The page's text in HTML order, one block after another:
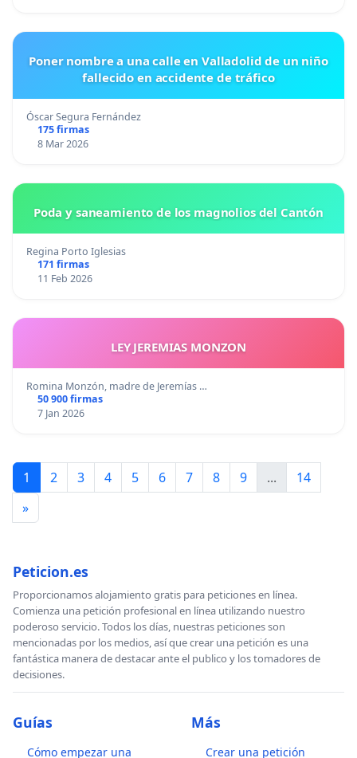
Poner nombre a una calle en Valladolid de un niño
fallecido en accidente de tráfico
Óscar Segura Fernández
175 firmas
8 Mar 2026
Poda y saneamiento de los magnolios del Cantón
Regina Porto Iglesias
171 firmas
11 Feb 2026
LEY JEREMIAS MONZON
Romina Monzón, madre de Jeremías …
50 900 firmas
7 Jan 2026
1 2 3 4 5 6 7 8 9 ...
14
»
Peticion.es
Proporcionamos alojamiento gratis para peticiones en línea.
Comienza una petición profesional en línea utilizando nuestro
poderoso servicio. Todos los días, nuestras peticiones son
mencionadas por los medios, así que crear una petición es una
fantástica manera de destacar ante el publico y los tomadores de
decisiones.
Guías
Cómo empezar una
Más
Crear una petición